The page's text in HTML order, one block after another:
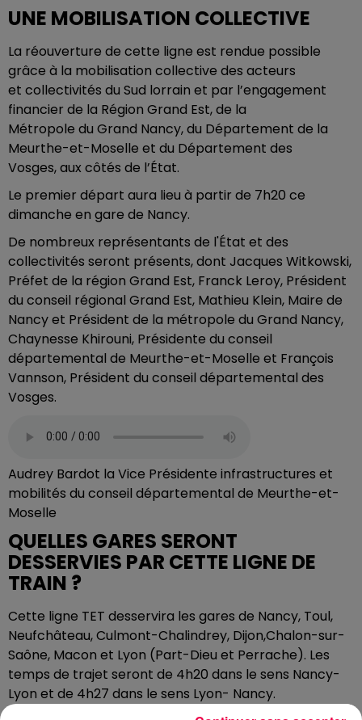
UNE MOBILISATION COLLECTIVE
La réouverture de cette ligne est rendue possible
grâce à la mobilisation collective des acteurs
et collectivités du Sud lorrain et par l’engagement
financier de la Région Grand Est, de la
Métropole du Grand Nancy, du Département de la
Meurthe-et-Moselle et du Département des
Vosges, aux côtés de l’État.
Le premier départ aura lieu à partir de 7h20 ce
dimanche en gare de Nancy.
De nombreux représentants de l'État et des
collectivités seront présents, dont Jacques Witkowski,
Préfet de la région Grand Est, Franck Leroy, Président
du conseil régional Grand Est, Mathieu Klein, Maire de
Nancy et Président de la métropole du Grand Nancy,
Chaynesse Khirouni, Présidente du conseil
départemental de Meurthe-et-Moselle et François
Vannson, Président du conseil départemental des
Vosges.
Audrey Bardot la Vice Présidente infrastructures et
mobilités du conseil départemental de Meurthe-et-
Moselle
QUELLES GARES SERONT
DESSERVIES PAR CETTE LIGNE DE
TRAIN ?
Cette ligne TET desservira les gares de Nancy, Toul,
Neufchâteau, Culmont-Chalindrey, Dijon,Chalon-sur-
Saône, Macon et Lyon (Part-Dieu et Perrache). Les
temps de trajet seront de 4h20 dans le sens Nancy-
Lyon et de 4h27 dans le sens Lyon- Nancy.